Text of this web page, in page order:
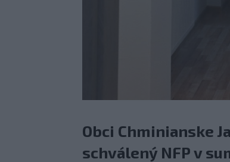
Obci Chminianske
schválený NFP v